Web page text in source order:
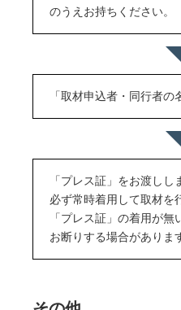
のうえお持ちください。
「取材申込者・同行者の
「プレス証」をお渡し
必ず常時着用して取材を
「プレス証」の着用が
お断りする場合がありま